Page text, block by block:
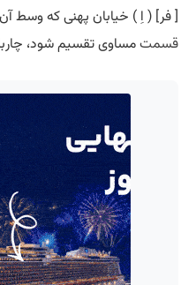
[ فر] ( اِ ) خیابان پهنی که وسط
قسمتمساوی تقسیم شود،